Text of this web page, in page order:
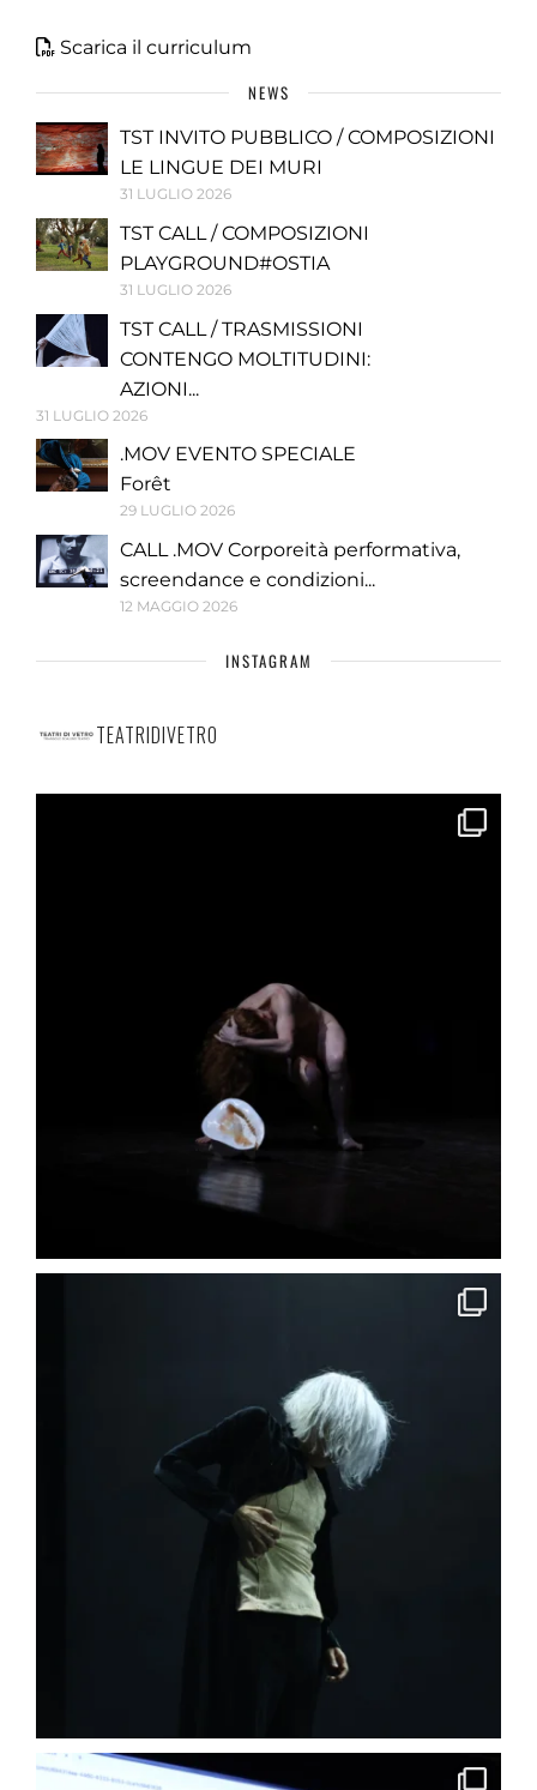
Scarica il curriculum
NEWS
TST INVITO PUBBLICO / COMPOSIZIONI
LE LINGUE DEI MURI
31 LUGLIO 2026
TST CALL / COMPOSIZIONI
PLAYGROUND#OSTIA
31 LUGLIO 2026
TST CALL / TRASMISSIONI
CONTENGO MOLTITUDINI:
AZIONI...
31 LUGLIO 2026
.MOV EVENTO SPECIALE
Forêt
29 LUGLIO 2026
CALL .MOV Corporeità performativa,
screendance e condizioni...
12 MAGGIO 2026
INSTAGRAM
TEATRIDIVETRO